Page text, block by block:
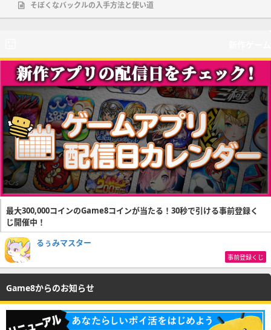
そぼくなバックルの入手方法と使い道
最大300,000コインのGame8コインが当たる！30秒で引ける事前登録く
じ開催中！
るぅみマスター
事前登録くじ
Game8からのお知らせ